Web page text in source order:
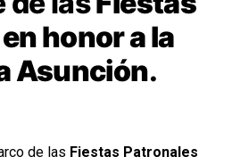
honor a la
Asunción.
de las Fiestas Patronales